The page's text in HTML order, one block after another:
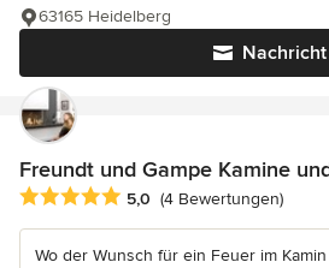
Nachricht
63165 Heidelberg
Freundt und Gampe Kamine
Durchschnittliche Bewertung: 5 von
5,0 (4 Bewertungen)
Wo der Wunsch für ein Feuer im